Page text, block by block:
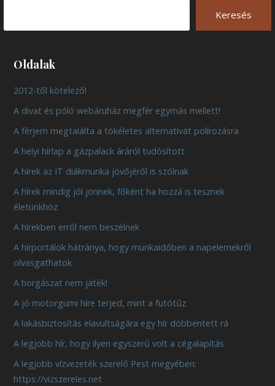
Keresés
Oldalak
2012-től kötelező!
A divat és póló webáruház megfér egymás mellett!
A férjem megtalálta a tökéletes alternatívát polírozásra
A helyi hírlap a gázpalack áráról tudósított
A hírek az IT diákmunka jövőjéről is szólnak
A hírek mindig jól jönnek, főként ha hozzá is tesznek
életünkhöz
A hírekben erről nem beszélnek
A hírportálok hátránya, hogy munkaidőben a napelemekről
olvasgathatok
A horgászat nem játék!
A jó motorgumi híre terjed, mint a futótűz
A lakásbiztosítás elavultságára egy hír döbbentett rá
A legjobb hír, hogy ilyen egyszerű volt a cégalapítás
A legjobb vízvezeték szerelő Pest megyében:
https://vizszereles.net